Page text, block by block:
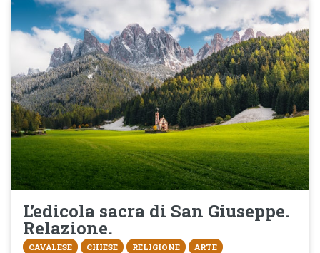
L’edicola sacra di San Giuseppe.
Relazione.
CAVALESE CHIESE RELIGIONE ARTE